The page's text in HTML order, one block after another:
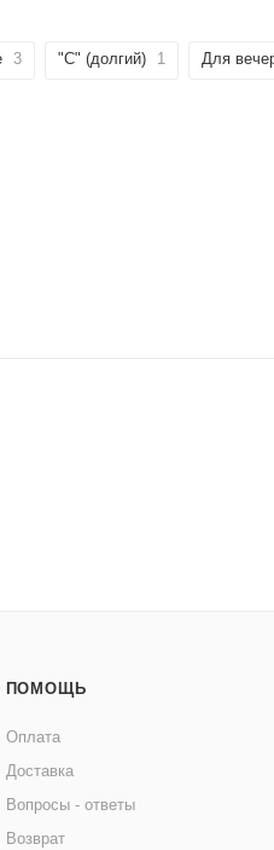
3 "C" (долгий) 1 Для
ПОМОЩЬ
Оплата
Доставка
Вопросы - ответы
Возврат